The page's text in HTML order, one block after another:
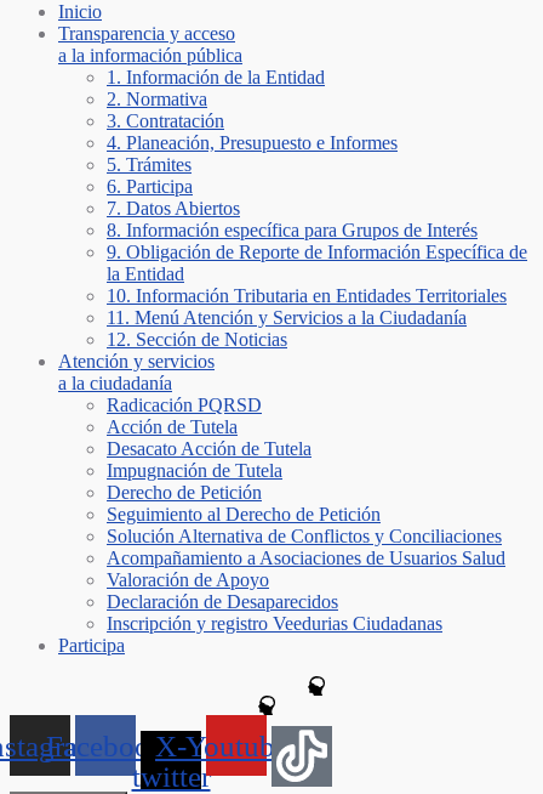
Inicio
Transparencia y acceso
a la información pública
1. Información de la Entidad
2. Normativa
3. Contratación
4. Planeación, Presupuesto e Informes
5. Trámites
6. Participa
7. Datos Abiertos
8. Información específica para Grupos de Interés
9. Obligación de Reporte de Información Específica de
la Entidad
10. Información Tributaria en Entidades Territoriales
11. Menú Atención y Servicios a la Ciudadanía
12. Sección de Noticias
Atención y servicios
a la ciudadanía
Radicación PQRSD
Acción de Tutela
Desacato Acción de Tutela
Impugnación de Tutela
Derecho de Petición
Seguimiento al Derecho de Petición
Solución Alternativa de Conflictos y Conciliaciones
Acompañamiento a Asociaciones de Usuarios Salud
Valoración de Apoyo
Declaración de Desaparecidos
Inscripción y registro Veedurias Ciudadanas
Participa
FacebookX-
twitter
Youtube